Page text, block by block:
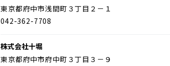
東京都府中市浅間町３丁目２－１
042-362-7708
株式会社十堀
東京都府中市府中町３丁目３－９